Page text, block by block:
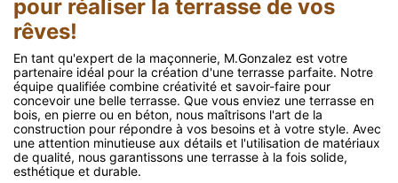
pour réaliser la terrasse de vos
rêves!
En tant qu'expert de la maçonnerie, M.Gonzalez est votre
partenaire idéal pour la création d'une terrasse parfaite. Notre
équipe qualifiée combine créativité et savoir-faire pour
concevoir une belle terrasse. Que vous enviez une terrasse en
bois, en pierre ou en béton, nous maîtrisons l'art de la
construction pour répondre à vos besoins et à votre style. Avec
une attention minutieuse aux détails et l'utilisation de matériaux
de qualité, nous garantissons une terrasse à la fois solide,
esthétique et durable.